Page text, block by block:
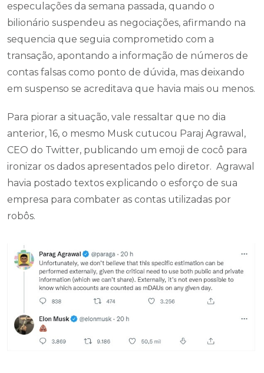
especulações da semana passada, quando o
bilionário suspendeu as negociações, afirmando na
sequencia que seguia comprometido com a
transação, apontando a informação de números de
contas falsas como ponto de dúvida, mas deixando
em suspenso se acreditava que havia mais ou menos.
Para piorar a situação, vale ressaltar que no dia
anterior, 16, o mesmo Musk cutucou Paraj Agrawal,
CEO do Twitter, publicando um emoji de cocô para
ironizar os dados apresentados pelo diretor. Agrawal
havia postado textos explicando o esforço de sua
empresa para combater as contas utilizadas por
robôs.